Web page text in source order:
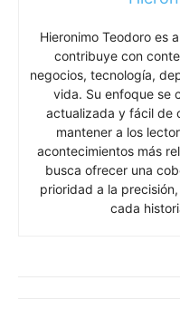
Hieronimo Teodoro es
contribuye con
negocios, tecnología,
vida. Su enfoque se
actualizada y fácil de
mantener a los
acontecimientos más
busca ofrecer una
prioridad a la
cada